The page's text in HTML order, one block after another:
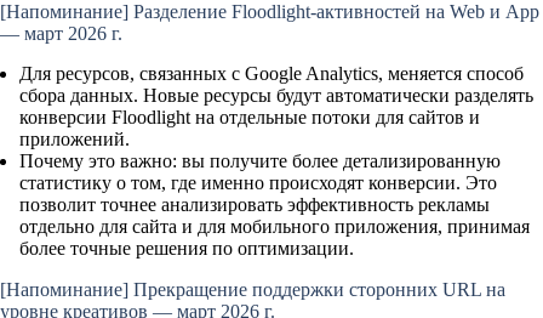
[Напоминание] Разделение Floodlight-активностей на Web и App
— март 2026 г.
Для ресурсов, связанных с Google Analytics, меняется способ
сбора данных. Новые ресурсы будут автоматически разделять
конверсии Floodlight на отдельные потоки для сайтов и
приложений.
Почему это важно: вы получите более детализированную
статистику о том, где именно происходят конверсии. Это
позволит точнее анализировать эффективность рекламы
отдельно для сайта и для мобильного приложения, принимая
более точные решения по оптимизации.
[Напоминание] Прекращение поддержки сторонних URL на
уровне креативов — март 2026 г.